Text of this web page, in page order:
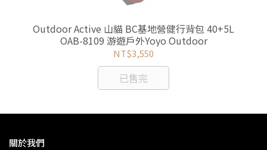
Outdoor Active 山貓 BC基地營健行背包 40+5L
OAB-8109 游遊戶外Yoyo Outdoor
NT$3,550
已售完
關於我們